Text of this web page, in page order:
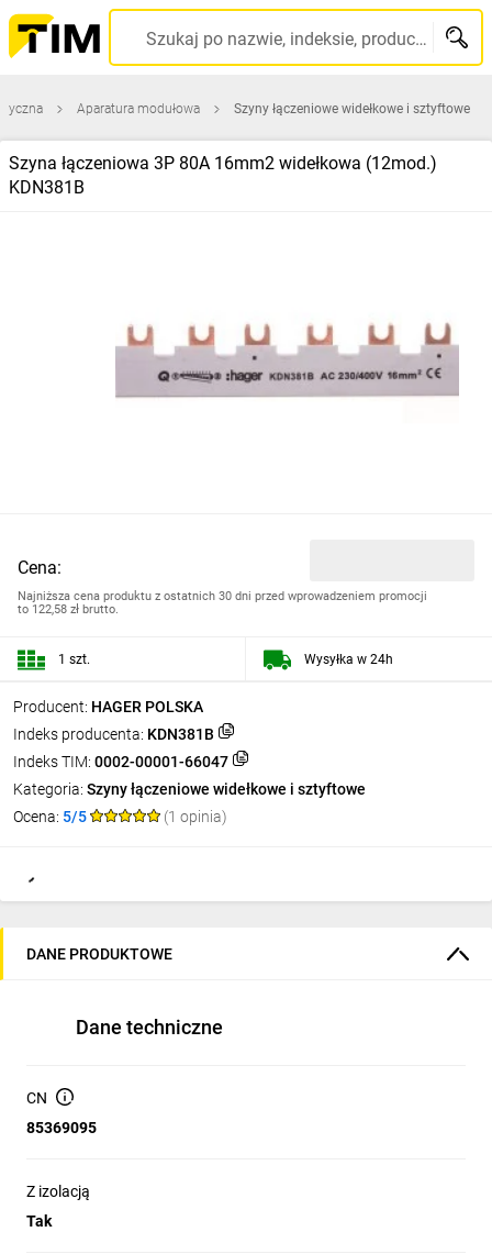
Szukaj po nazwie, indeksie, producencie, kodzie kreskowym...
Aparatura modułowa Szyny łączeniowe widełkowe i sztyftowe
Szyna łączeniowa 3P 80A 16mm2 widełkowa (12mod.)
KDN381B
Producent: HAGER POLSKA
Indeks producenta: KDN381B
Indeks TIM: 0002-00001-66047
Kategoria: Szyny łączeniowe widełkowe i sztyftowe
Ocena: 5/5 (1 opinia)
Cena:
Najniższa cena produktu z ostatnich 30 dni przed wprowadzeniem promocji
to 122,58 zł brutto.
1 szt. Wysyłka w 24h
DANE PRODUKTOWE
Dane techniczne
CN
85369095
Z izolacją
Tak